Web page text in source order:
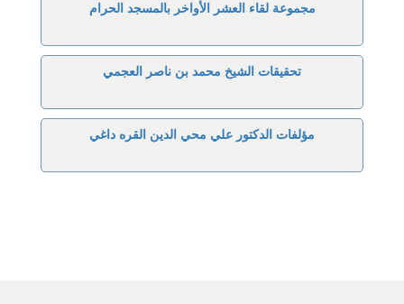
مجموعة لقاء العشر الأواخر بالمسجد الحرام
تحقيقات الشيخ محمد بن ناصر العجمي
مؤلفات الدكتور علي محي الدين القره داغي